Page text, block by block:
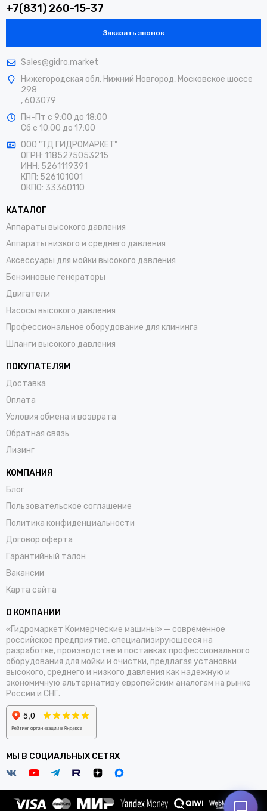
+7(831) 260-15-37
Заказать звонок
Sales@gidro.market
Нижегородская обл, Нижний Новгород, Московское шоссе
298
, 603079
Пн-Пт с 9:00 до 18:00
Сб с 10:00 до 17:00
ООО "ТД ГИДРОМАРКЕТ"
ОГРН: 1185275053215
ИНН: 5261119391
КПП: 526101001
ОКПО: 33360110
КАТАЛОГ
Аппараты высокого давления
Аппараты низкого и среднего давления
Аксессуары для мойки высокого давления
Бензиновые генераторы
Двигатели
Насосы высокого давления
Профессиональное оборудование для клининга
Шланги высокого давления
ПОКУПАТЕЛЯМ
Доставка
Оплата
Условия обмена и возврата
Обратная связь
Лизинг
КОМПАНИЯ
Блог
Пользовательское соглашение
Политика конфиденциальности
Договор оферта
Гарантийный талон
Вакансии
Карта сайта
О КОМПАНИИ
«Гидромаркет Коммерческие машины» — современное
российское предприятие, специализирующееся на
разработке, производстве и поставках профессионального
оборудования для мойки и очистки, предлагая установки
высокого, среднего и низкого давления как надежную и
экономичную альтернативу европейским аналогам на рынке
России и СНГ.
МЫ В СОЦИАЛЬНЫХ СЕТЯХ